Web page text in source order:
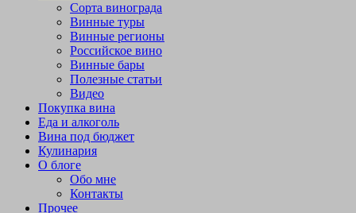
Сорта винограда
Винные туры
Винные регионы
Российское вино
Винные бары
Полезные статьи
Видео
Покупка вина
Еда и алкоголь
Вина под бюджет
Кулинария
О блоге
Обо мне
Контакты
Прочее